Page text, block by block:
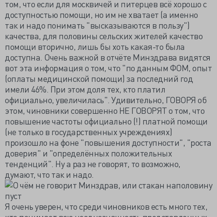
том, что если для москвичей и питерцев всё хорошо с
доступностью помощи, но им не хватает (а именно
так и надо понимать "высказываются в пользу")
качества, для половины сельских жителей качество
помощи вторично, лишь бы хоть какая-то была
доступна. Очень важной в отчёте Минздрава видятся
вот эта информация о том, что "по данным ФОМ, опыт
(оплаты медицинской помощи) за последний год
имели 46%. При этом доля тех, кто платил
официально, увеличилась". Удивительно, ГОВОРЯ об
этом, чиновники совершенно НЕ ГОВОРЯТ о том, что
повышение частоты официально (!) платной помощи
(не только в государственных учреждениях)
произошло на фоне "повышения доступности", "роста
доверия" и "определённых положительных
тенденций". Ну а раз не говорят, то возможно,
думают, что так и надо.
Я очень уверен, что среди чиновников есть много тех,